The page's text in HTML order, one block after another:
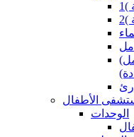
(قاعة الولادة قبل الولادة (خدمة الحمل
الأطفال
الوحدات